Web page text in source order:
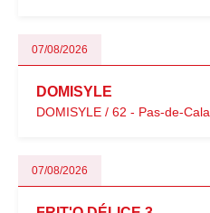
07/08/2026
DOMISYLE
DOMISYLE / 62 - Pas-de-
07/08/2026